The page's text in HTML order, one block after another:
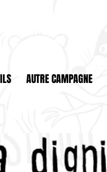
AUTRE CAMPAGNE